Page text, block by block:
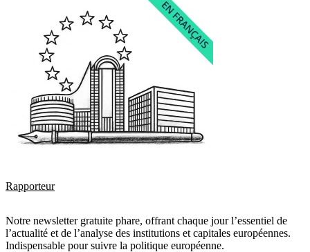
Rapporteur
Notre newsletter gratuite phare, offrant chaque jour l’essentiel de
l’actualité et de l’analyse des institutions et capitales européennes.
Indispensable pour suivre la politique européenne.